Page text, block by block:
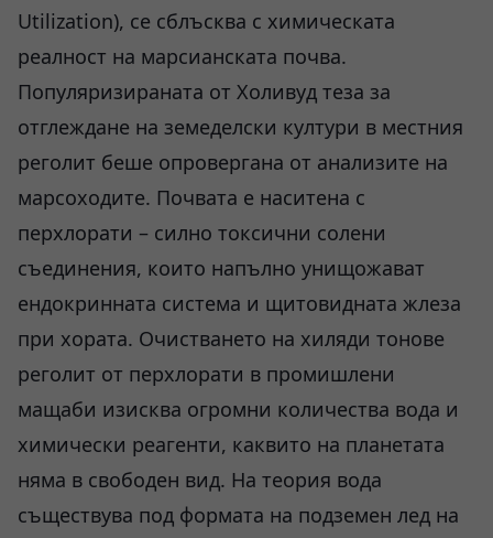
Utilization), се сблъсква с химическата
реалност на марсианската почва.
Популяризираната от Холивуд теза за
отглеждане на земеделски култури в местния
реголит беше опровергана от анализите на
марсоходите. Почвата е наситена с
перхлорати – силно токсични солени
съединения, които напълно унищожават
ендокринната система и щитовидната жлеза
при хората. Очистването на хиляди тонове
реголит от перхлорати в промишлени
мащаби изисква огромни количества вода и
химически реагенти, каквито на планетата
няма в свободен вид. На теория вода
съществува под формата на подземен лед на